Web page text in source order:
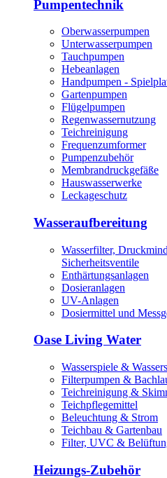
Pumpentechnik
Oberwasserpumpen
Unterwasserpumpen
Tauchpumpen
Hebeanlagen
Handpumpen -
Gartenpumpen
Flügelpumpen
Regenwassernutzung
Teichreinigung
Frequenzumformer
Pumpenzubehör
Membrandruckgefäße
Hauswasserwerke
Leckageschutz
Wasseraufbereitung
Wasserfilter,
Sicherheitsventile
Enthärtungsanlagen
Dosieranlagen
UV-Anlagen
Dosiermittel und
Oase Living Water
Wasserspiele &
Filterpumpen &
Teichreinigung &
Teichpflegemittel
Beleuchtung & Strom
Teichbau & Gartenbau
Filter, UVC &
Heizungs-Zubehör